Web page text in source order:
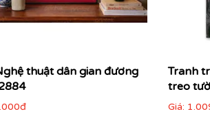
thuật dân gian đương
Tranh
treo
Giá: